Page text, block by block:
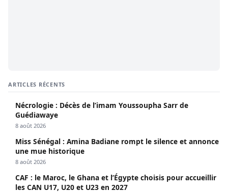
ARTICLES RÉCENTS
Nécrologie : Décès de l’imam Youssoupha Sarr de
Guédiawaye
8 août 2026
Miss Sénégal : Amina Badiane rompt le silence et annonce
une mue historique
8 août 2026
CAF : le Maroc, le Ghana et l’Égypte choisis pour accueillir
les CAN U17, U20 et U23 en 2027